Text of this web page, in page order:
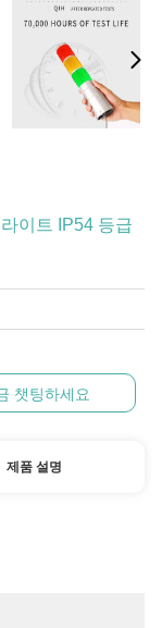
이트 IP54 등급
챗팅하세요
제품 설명